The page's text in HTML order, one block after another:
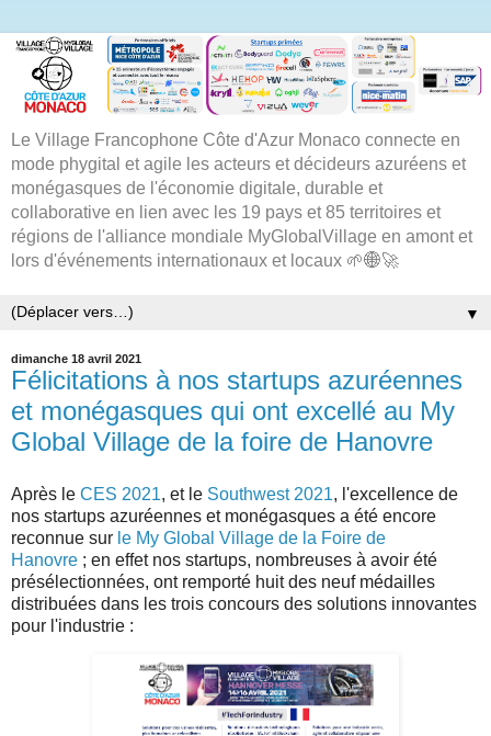
Le Village Francophone Côte d'Azur Monaco connecte en
mode phygital et agile les acteurs et décideurs azuréens et
monégasques de l'économie digitale, durable et
collaborative en lien avec les 19 pays et 85 territoires et
régions de l'alliance mondiale MyGlobalVillage en amont et
lors d'événements internationaux et locaux 🌱🌐🚀
▼
dimanche 18 avril 2021
Félicitations à nos startups azuréennes
et monégasques qui ont excellé au My
Global Village de la foire de Hanovre
Après le CES 2021, et le Southwest 2021, l'excellence de
nos startups azuréennes et monégasques a été encore
reconnue sur le My Global Village de la Foire de
Hanovre ; en effet nos startups, nombreuses à avoir été
présélectionnées, ont remporté huit des neuf médailles
distribuées dans les trois concours des solutions innovantes
pour l'industrie :